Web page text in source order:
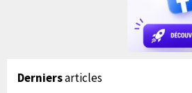
Derniersarticles